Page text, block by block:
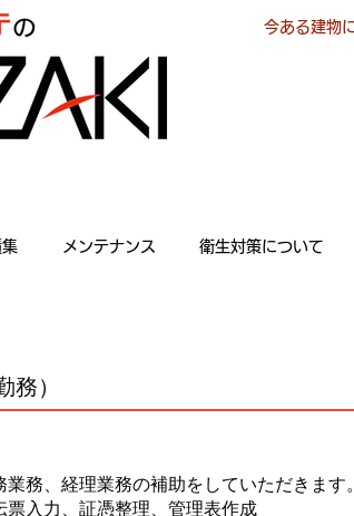
今ある建物
メンテナンス 衛生対策について
務）
業務、経理業務の補助をしていただきます。
票入力、証憑整理、管理表作成